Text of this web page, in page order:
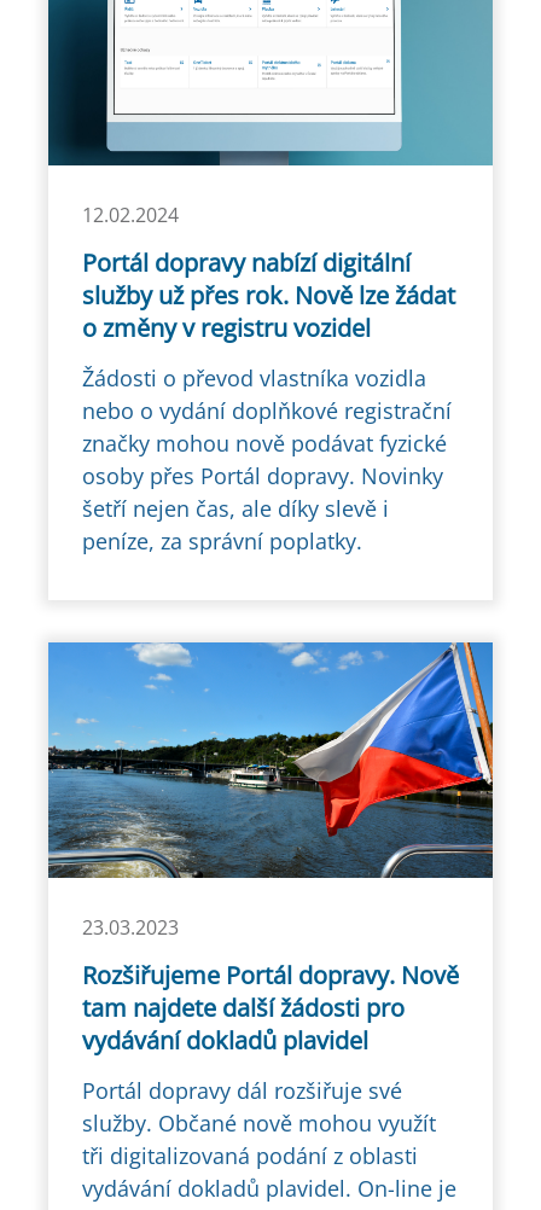
12.02.2024
Portál dopravy nabízí digitální
služby už přes rok. Nově lze žádat
o změny v registru vozidel
Žádosti o převod vlastníka vozidla
nebo o vydání doplňkové registrační
značky mohou nově podávat fyzické
osoby přes Portál dopravy. Novinky
šetří nejen čas, ale díky slevě i
peníze, za správní poplatky.
23.03.2023
Rozšiřujeme Portál dopravy. Nově
tam najdete další žádosti pro
vydávání dokladů plavidel
Portál dopravy dál rozšiřuje své
služby. Občané nově mohou využít
tři digitalizovaná podání z oblasti
vydávání dokladů plavidel. On-line je